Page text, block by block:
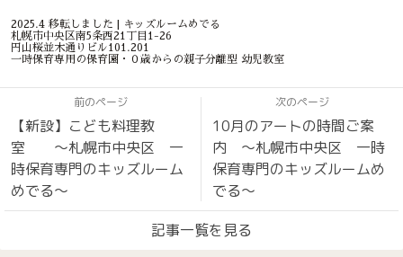
2025.4 移転しました | キッズルームめでる
札幌市中央区南5条西21丁目1-26
円山桜並木通りビル101.201
一時保育専用の保育園・０歳からの親子分離型 幼児教室
前のページ
【新設】こども料理教
室 〜札幌市中央区 一
時保育専門のキッズルーム
めでる〜
次のページ
10月のアートの時間ご案
内 〜札幌市中央区 一時
保育専門のキッズルームめ
でる〜
記事一覧を見る